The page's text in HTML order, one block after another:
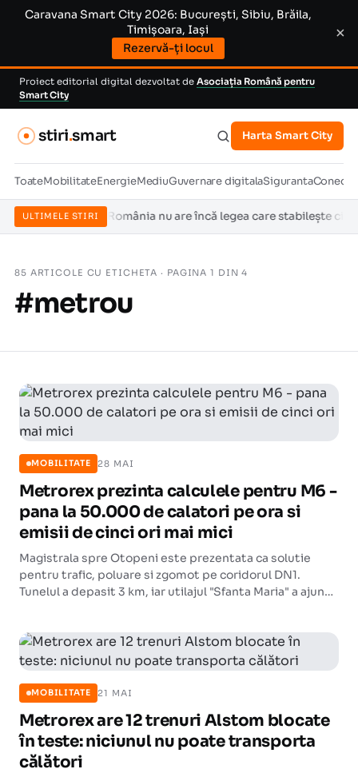
Caravana Smart City 2026: București, Sibiu, Brăila,
Timișoara, Iași
Rezervă-ți locul
×
Proiect editorial digital dezvoltat de Asociația Română pentru
Smart City
stiri.smart Harta Smart City
ToateMobilitateEnergieMediuGuvernare digitalaSiguranta
ULTIMELE STIRInu are încă legea care stabilește cine sancționează
85 ARTICOLE CU ETICHETA · PAGINA 1 DIN 4
#metrou
MOBILITATE 28 MAI
Metrorex prezinta calculele pentru M6 -
pana la 50.000 de calatori pe ora si
emisii de cinci ori mai mici
Magistrala spre Otopeni este prezentata ca solutie
pentru trafic, poluare si zgomot pe coridorul DN1.
Tunelul a depasit 3 km, iar utilajul "Sfanta Maria" a ajuns
MOBILITATE 21 MAI
Metrorex are 12 trenuri Alstom blocate
în teste: niciunul nu poate transporta
călători